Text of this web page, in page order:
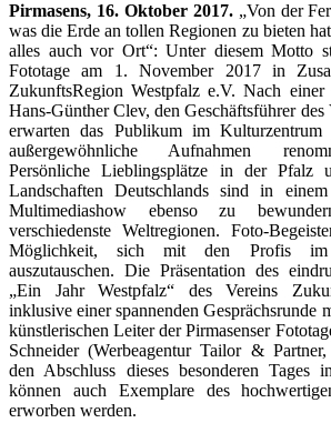
Pirmasens, 16. Oktober 2017.„Von der
was die Erde an tollen Regionen zu bieten
alles auch vor Ort“: Unter diesem Motto
Fototage am 1. November 2017 in
ZukunftsRegion Westpfalz e.V. Nach
Hans-Günther Clev, den Geschäftsführer
erwarten das Publikum im
außergewöhnliche Aufnahmen
Persönliche Lieblingsplätze in der Pfalz
Landschaften Deutschlands sind in
Multimediashow ebenso zu
verschiedenste Weltregionen. Foto-
Möglichkeit, sich mit den Profis im
auszutauschen. Die Präsentation des
„Ein Jahr Westpfalz“ des Vereins
inklusive einer spannenden Gesprächsrunde
künstlerischen Leiter der Pirmasenser
Schneider (Werbeagentur Tailor &
den Abschluss dieses besonderen Tages
können auch Exemplare des
erworben werden.